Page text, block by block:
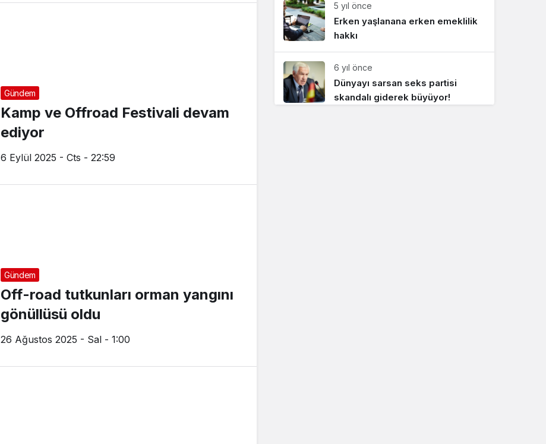
Gündem
Kamp ve Offroad Festivali devam
ediyor
6 Eylül 2025 - Cts - 22:59
Gündem
Off-road tutkunları orman yangını
gönüllüsü oldu
26 Ağustos 2025 - Sal - 1:00
5 yıl önce
Erken yaşlanana erken emeklilik
hakkı
6 yıl önce
Dünyayı sarsan seks partisi
skandalı giderek büyüyor!